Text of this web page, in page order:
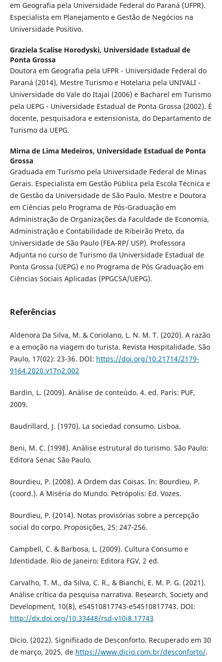
em Geografia pela Universidade Federal do Paraná (UFPR).
Especialista em Planejamento e Gestão de Negócios na
Universidade Positivo.
Graziela Scalise Horodyski, Universidade Estadual de
Ponta Grossa
Doutora em Geografia pela UFPR - Universidade Federal do
Paraná (2014), Mestre Turismo e Hotelaria pela UNIVALI -
Universidade do Vale do Itajaí (2006) e Bacharel em Turismo
pela UEPG - Universidade Estadual de Ponta Grossa (2002). É
docente, pesquisadora e extensionista, do Departamento de
Turismo da UEPG.
Mirna de Lima Medeiros, Universidade Estadual de Ponta
Grossa
Graduada em Turismo pela Universidade Federal de Minas
Gerais. Especialista em Gestão Pública pela Escola Técnica e
de Gestão da Universidade de São Paulo. Mestre e Doutora
em Ciências pelo Programa de Pós-Graduação em
Administração de Organizações da Faculdade de Economia,
Administração e Contabilidade de Ribeirão Preto, da
Universidade de São Paulo (FEA-RP/ USP). Professora
Adjunta no curso de Turismo da Universidade Estadual de
Ponta Grossa (UEPG) e no Programa de Pós Graduação em
Ciências Sociais Aplicadas (PPGCSA/UEPG).
Referências
Aldenora Da Silva, M. & Coriolano, L. N. M. T. (2020). A razão
e a emoção na viagem do turista. Revista Hospitalidade. São
Paulo, 17(02): 23-36. DOI: https://doi.org/10.21714/2179-
9164.2020.v17n2.002
Bardin, L. (2009). Análise de conteúdo. 4. ed. Paris: PUF,
2009.
Baudrillard, J. (1970). La sociedad consumo. Lisboa.
Beni, M. C. (1998). Análise estrutural do turismo. São Paulo:
Editora Senac São Paulo.
Bourdieu, P. (2008). A Ordem das Coisas. In: Bourdieu, P.
(coord.). A Miséria do Mundo. Petrópolis: Ed. Vozes.
Bourdieu, P. (2014). Notas provisórias sobre a percepção
social do corpo. Proposições, 25: 247-256.
Campbell, C. & Barbosa, L. (2009). Cultura Consumo e
Identidade. Rio de Janeiro: Editora FGV, 2 ed.
Carvalho, T. M., da Silva, C. R., & Bianchi, E. M. P. G. (2021).
Análise crítica da pesquisa narrativa. Research, Society and
Development, 10(8), e54510817743-e54510817743. DOI:
http://dx.doi.org/10.33448/rsd-v10i8.17743
Dicio. (2022). Significado de Desconforto. Recuperado em 30
de março, 2025, de https://www.dicio.com.br/desconforto/.